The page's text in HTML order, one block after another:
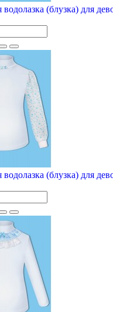
водолазка (блузка) для
водолазка (блузка) для